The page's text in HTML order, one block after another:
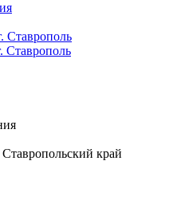
Ставрополь
Ставрополь
край